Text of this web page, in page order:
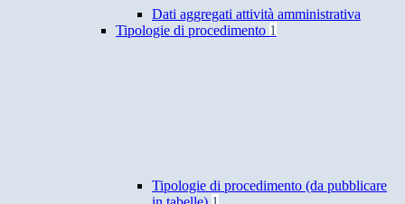
Dati aggregati attività amministrativa
Tipologie di procedimento 1
Tipologie di procedimento (da pubblicare